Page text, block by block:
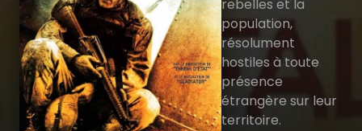
rebelles et la
population,
résolument
hostiles à toute
présence
étrangère sur leur
territoire.